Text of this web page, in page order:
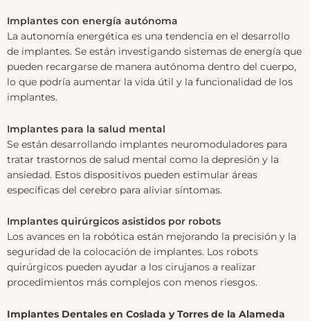
Implantes con energía autónoma
La autonomía energética es una tendencia en el desarrollo
de implantes. Se están investigando sistemas de energía que
pueden recargarse de manera autónoma dentro del cuerpo,
lo que podría aumentar la vida útil y la funcionalidad de los
implantes.
Implantes para la salud mental
Se están desarrollando implantes neuromoduladores para
tratar trastornos de salud mental como la depresión y la
ansiedad. Estos dispositivos pueden estimular áreas
específicas del cerebro para aliviar síntomas.
Implantes quirúrgicos asistidos por robots
Los avances en la robótica están mejorando la precisión y la
seguridad de la colocación de implantes. Los robots
quirúrgicos pueden ayudar a los cirujanos a realizar
procedimientos más complejos con menos riesgos.
Implantes Dentales en Coslada y Torres de la Alameda